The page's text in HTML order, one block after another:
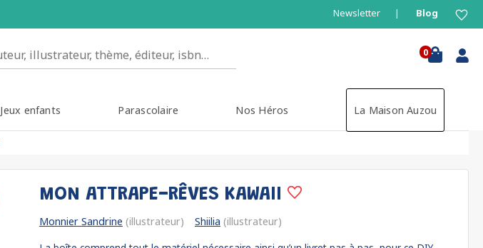
Newsletter Blog
0
Jeux enfants Parascolaire Nos Héros La Maison Auzou
MON ATTRAPE-RÊVES KAWAII
Monnier Sandrine (illustrateur) Shiilia (illustrateur)